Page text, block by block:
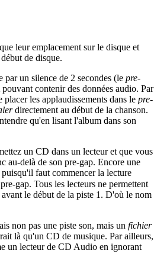
leur emplacement sur le disque et
de disque.
un silence de 2 secondes (le pre-
contenir des données audio. Par
les applaudissements dans le pre-
directement au début de la chanson.
qu'en lisant l'album dans son
un CD dans un lecteur et que vous
au-delà de son pre-gap. Encore une
faut commencer la lecture
gap. Tous les lecteurs ne permettent
le début de la piste 1. D'où le nom
non pas une piste son, mais un fichier
là qu'un CD de musique. Par ailleurs,
un lecteur de CD Audio en ignorant